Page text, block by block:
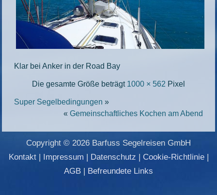
Klar bei Anker in der Road Bay
Die gesamte Größe beträgt 1000 × 562 Pixel
Super Segelbedingungen »
« Gemeinschaftliches Kochen am Abend
Copyright © 2026 Barfuss Segelreisen GmbH
Kontakt| Impressum | Datenschutz | Cookie-Richtlinie|
AGB | Befreundete Links